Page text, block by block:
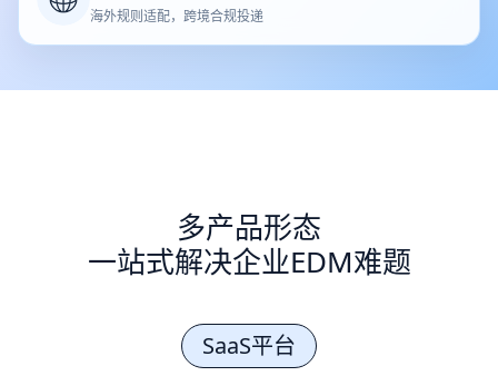
海外规则适配，跨境合规投递
多产品形态
一站式解决企业EDM难题
SaaS平台